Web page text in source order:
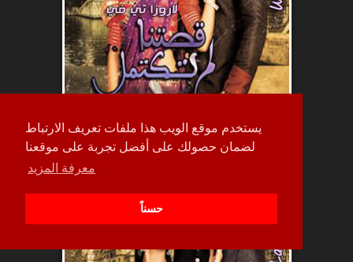
يستخدم موقع الويب هذا ملفات تعريف الارتباط
لضمان حصولك على أفضل تجربة على موقعنا
معرفة المزيد
حسناً